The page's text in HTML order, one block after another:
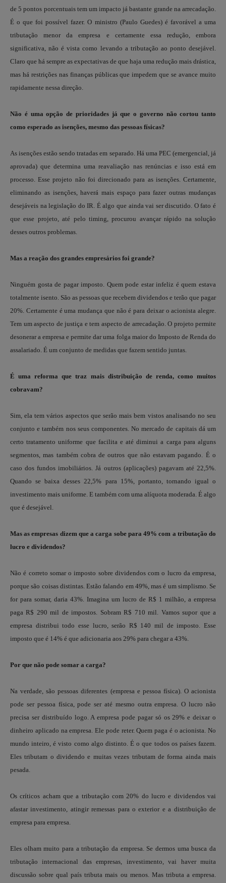
de 5 pontos porcentuais tem um impacto já bastante grande na arrecadação.
É o que foi possível fazer. O ministro (Paulo Guedes) é favorável a uma
tributação menor da empresa e certamente essa redução, embora
significativa, não é vista como levando a tributação ao ponto desejável.
Claro que há sempre as expectativas de que haja uma redução mais drástica,
mas há restrições nas finanças públicas que impedem que se avance muito
rapidamente nessa direção.
Não é uma opção de prioridades já que o governo não cortou tanto
como esperado as isenções, mesmo das pessoas físicas?
As isenções estão sendo tratadas em separado. Há uma PEC (emergencial, já
aprovada) que determina uma reavaliação nas renúncias e isso está em
processo. Esse projeto não foi direcionado para as isenções. Certamente,
eliminando as isenções, haverá mais espaço para fazer outras mudanças
desejáveis na legislação do IR. É algo que ainda vai ser discutido. O fato é
que esse projeto, até pelo timing, procurou avançar rápido na solução
desses outros problemas.
Mas a reação dos grandes empresários foi grande?
Ninguém gosta de pagar imposto. Quem pode estar infeliz é quem estava
totalmente isento. São as pessoas que recebem dividendos e terão que pagar
20%. Certamente é uma mudança que não é para deixar o acionista alegre.
Tem um aspecto de justiça e tem aspecto de arrecadação. O projeto permite
desonerar a empresa e permite dar uma folga maior do Imposto de Renda do
assalariado. É um conjunto de medidas que fazem sentido juntas.
É uma reforma que traz mais distribuição de renda, como muitos
cobravam?
Sim, ela tem vários aspectos que serão mais bem vistos analisando no seu
conjunto e também nos seus componentes. No mercado de capitais dá um
certo tratamento uniforme que facilita e até diminui a carga para alguns
segmentos, mas também cobra de outros que não estavam pagando. É o
caso dos fundos imobiliários. Já outros (aplicações) pagavam até 22,5%.
Quando se baixa desses 22,5% para 15%, portanto, tornando igual o
investimento mais uniforme. E também com uma alíquota moderada. É algo
que é desejável.
Mas as empresas dizem que a carga sobe para 49% com a tributação do
lucro e dividendos?
Não é correto somar o imposto sobre dividendos com o lucro da empresa,
porque são coisas distintas. Estão falando em 49%, mas é um simplismo. Se
for para somar, daria 43%. Imagina um lucro de R$ 1 milhão, a empresa
paga R$ 290 mil de impostos. Sobram R$ 710 mil. Vamos supor que a
empresa distribui todo esse lucro, serão R$ 140 mil de imposto. Esse
imposto que é 14% é que adicionaria aos 29% para chegar a 43%.
Por que não pode somar a carga?
Na verdade, são pessoas diferentes (empresa e pessoa física). O acionista
pode ser pessoa física, pode ser até mesmo outra empresa. O lucro não
precisa ser distribuído logo. A empresa pode pagar só os 29% e deixar o
dinheiro aplicado na empresa. Ele pode reter. Quem paga é o acionista. No
mundo inteiro, é visto como algo distinto. É o que todos os países fazem.
Eles tributam o dividendo e muitas vezes tributam de forma ainda mais
pesada.
Os críticos acham que a tributação com 20% do lucro e dividendos vai
afastar investimento, atingir remessas para o exterior e a distribuição de
empresa para empresa.
Eles olham muito para a tributação da empresa. Se dermos uma busca da
tributação internacional das empresas, investimento, vai haver muita
discussão sobre qual país tributa mais ou menos. Mas tributa a empresa.